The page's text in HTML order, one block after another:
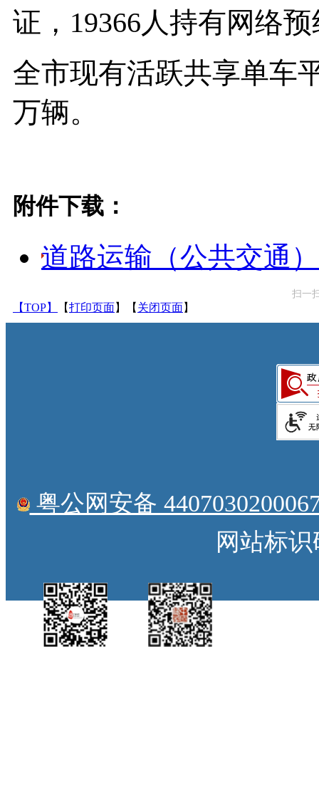
证，19366人持有网络
全市现有活跃共享单车
万辆。
附件下载：
道路运输（公共交通
扫一
【TOP】 【打印页面】【 关闭页面】
粤公网安备
网站标识